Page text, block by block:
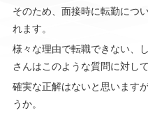
そのため、面接時に転勤につ
れます。
様々な理由で転職できない、
さんはこのような質問に対し
確実な正解はないと思います
うか。